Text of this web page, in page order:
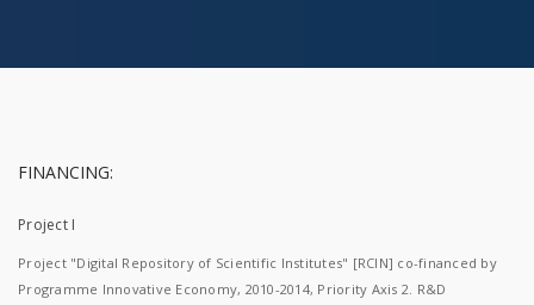
FINANCING:
Project I
Project "Digital Repository of Scientific Institutes" [RCIN] co-financed by
Programme Innovative Economy, 2010-2014, Priority Axis 2. R&D